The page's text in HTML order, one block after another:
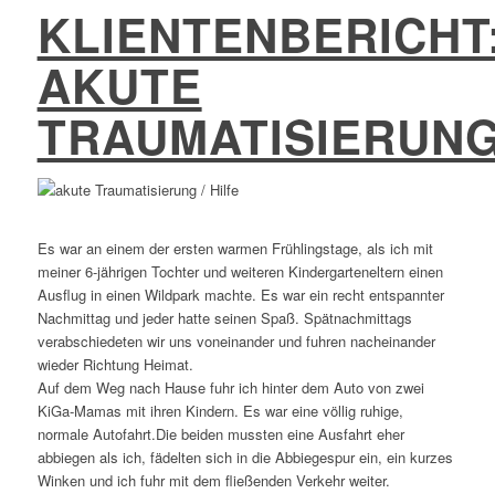
AKUTE
Es war an einem der ersten warmen Frühlingstage, als ich mit
meiner 6-jährigen Tochter und weiteren Kindergarteneltern einen
Ausflug in einen Wildpark machte. Es war ein recht entspannter
Nachmittag und jeder hatte seinen Spaß. Spätnachmittags
verabschiedeten wir uns voneinander und fuhren nacheinander
wieder Richtung Heimat.
Auf dem Weg nach Hause fuhr ich hinter dem Auto von zwei
KiGa-Mamas mit ihren Kindern. Es war eine völlig ruhige,
normale Autofahrt.Die beiden mussten eine Ausfahrt eher
abbiegen als ich, fädelten sich in die Abbiegespur ein, ein kurzes
Winken und ich fuhr mit dem fließenden Verkehr weiter.